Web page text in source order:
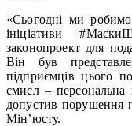
«Сьогодні ми
ініціативи
законопроект для
Він був
підприємців цього
смисл – персональна
допустив порушення
Мін’юсту.